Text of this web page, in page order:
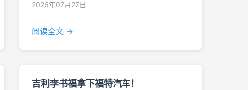
2026年07月27日
阅读全文 →
吉利李书福拿下福特汽车！